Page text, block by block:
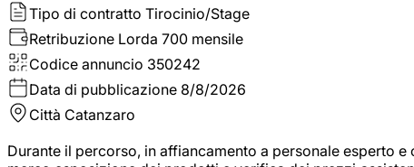
Tipo di contratto Tirocinio/Stage
Retribuzione Lorda 700 mensile
Codice annuncio 350242
Data di pubblicazione 8/8/2026
Città Catanzaro
Durante il percorso, in affiancamento a personale esperto